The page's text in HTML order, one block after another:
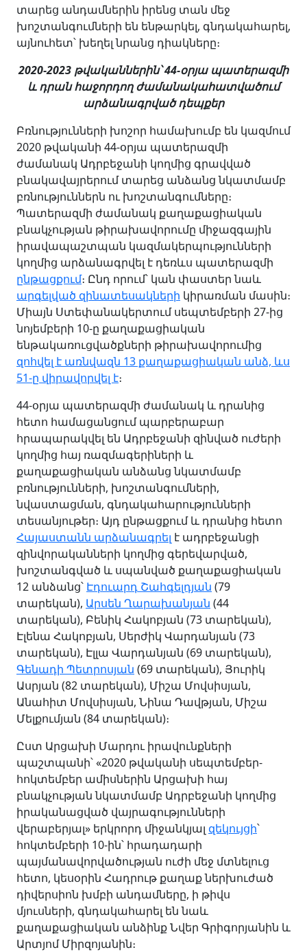
տարեց անդամներին իրենց տան մեջ
խոշտանգումների են ենթարկել, գնդակահարել,
այնուհետ՝ խեղել նրանց դիակները։
2020-2023 թվականներին՝ 44-օրյա պատերազմի
և դրան հաջորդող ժամանակահատվածում
արձանագրված դեպքեր
Բռնությունների խոշոր համախումբ են կազմում
2020 թվականի 44-օրյա պատերազմի
ժամանակ Ադրբեջանի կողմից գրավված
բնակավայրերում տարեց անձանց նկատմամբ
բռնություններն ու խոշտանգումները։
Պատերազմի ժամանակ քաղաքացիական
բնակչության թիրախավորումը միջազգային
իրավապաշտպան կազմակերպությունների
կողմից արձանագրվել է դեռևս պատերազմի
ընթացքում։ Ընդ որում՝ կան փաստեր նաև
արգելված զինատեսակների կիրառման մասին։
Միայն Ստեփանակերտում սեպտեմբերի 27-ից
նոյեմբերի 10-ը քաղաքացիական
ենթակառուցվածքների թիրախավորումից
զոհվել է առնվազն 13 քաղաքացիական անձ, ևս
51-ը վիրավորվել է։
44-օրյա պատերազմի ժամանակ և դրանից
հետո համացանցում պարբերաբար
հրապարակվել են Ադրբեջանի զինված ուժերի
կողմից հայ ռազմագերիների և
քաղաքացիական անձանց նկատմամբ
բռնությունների, խոշտանգումների,
նվաստացման, գնդակահարությունների
տեսանյութեր։ Այդ ընթացքում և դրանից հետո
Հայաստանն արձանագրել է ադրբեջանցի
զինվորականների կողմից գերեվարված,
խոշտանգված և սպանված քաղաքացիական
12 անձանց՝ Էդուարդ Շահգելդյան (79
տարեկան), Արսեն Ղարախանյան (44
տարեկան), Բենիկ Հակոբյան (73 տարեկան),
Էլենա Հակոբյան, Սերժիկ Վարդանյան (73
տարեկան), Էլլա Վարդանյան (69 տարեկան),
Գենադի Պետրոսյան (69 տարեկան), Յուրիկ
Ասրյան (82 տարեկան), Միշա Մովսիսյան,
Անահիտ Մովսիսյան, Նինա Դավթյան, Միշա
Մելքումյան (84 տարեկան)։
Ըստ Արցախի Մարդու իրավունքների
պաշտպանի՝ «2020 թվականի սեպտեմբեր-
հոկտեմբեր ամիսներին Արցախի հայ
բնակչության նկատմամբ Ադրբեջանի կողմից
իրականացված վայրագությունների
վերաբերյալ» երկրորդ միջանկյալ զեկույցի՝
հոկտեմբերի 10-ին՝ հրադադարի
պայմանավորվածության ուժի մեջ մտնելուց
հետո, կեսօրին Հադրութ քաղաք ներխուժած
դիվերսիոն խմբի անդամները, ի թիվս
մյուսների, գնդակահարել են նաև
քաղաքացիական անձինք Նվեր Գրիգորյանին և
Արտյոմ Միրզոյանին։